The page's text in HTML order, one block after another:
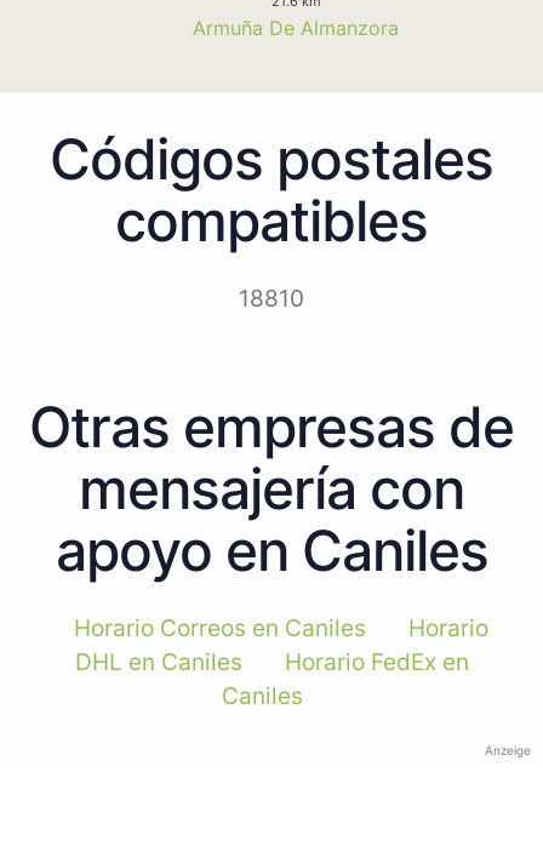
Armuña De Almanzora
Códigos postales
compatibles
18810
Otras empresas de
mensajería con
apoyo en Caniles
Horario Correos en Caniles
Horario
DHL en Caniles
Horario FedEx en
Caniles
Anzeige